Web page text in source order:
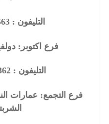
التليفون :
فرع اكتوبر:
التليفون :
فرع التجمع: عمارات